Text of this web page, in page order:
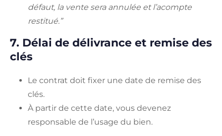
défaut, la vente sera annulée et l’acompte
restitué.”
7. Délai de délivrance et remise des
clés
Le contrat doit fixer une date de remise des
clés.
À partir de cette date, vous devenez
responsable de l’usage du bien.